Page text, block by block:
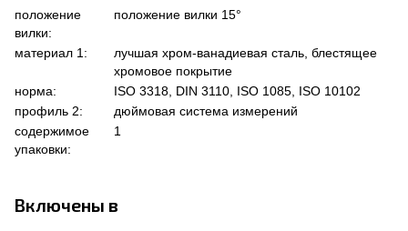
положение
вилки:
положение вилки 15°
материал 1:
лучшая хром-ванадиевая сталь, блестящее
хромовое покрытие
норма:
ISO 3318, DIN 3110, ISO 1085, ISO 10102
профиль 2:
дюймовая система измерений
содержимое
упаковки:
1
Включены в